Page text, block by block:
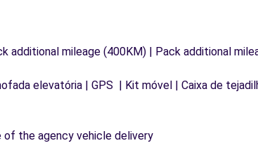
additional mileage (400KM) | Pack additional
elevatória | GPS | Kit móvel | Caixa de
the agency vehicle delivery